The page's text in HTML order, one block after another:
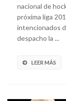
nacional de
próxima liga
intencionados
despacho la ...
LEER MÁS